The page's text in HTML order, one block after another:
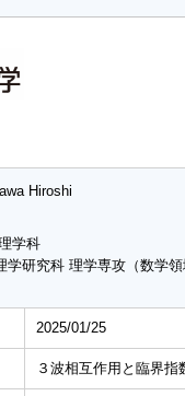
Hiroshi
学科
研究科 理学専攻（数学
2025/01/25
３波相互作用と臨界